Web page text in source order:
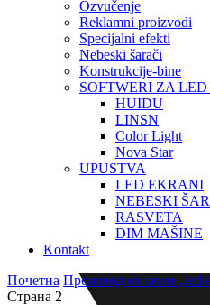
Ozvučenje
Reklamni proizvodi
Specijalni efekti
Nebeski šarači
Konstrukcije-bine
SOFTWERI ZA
HUIDU
LINSN
Color Light
Nova Star
UPUSTVA
LED EKRANI
NEBESKI
RASVETA
DIM MAŠINE
Kontakt
Почетна Производ oзначен „led
Страна 2